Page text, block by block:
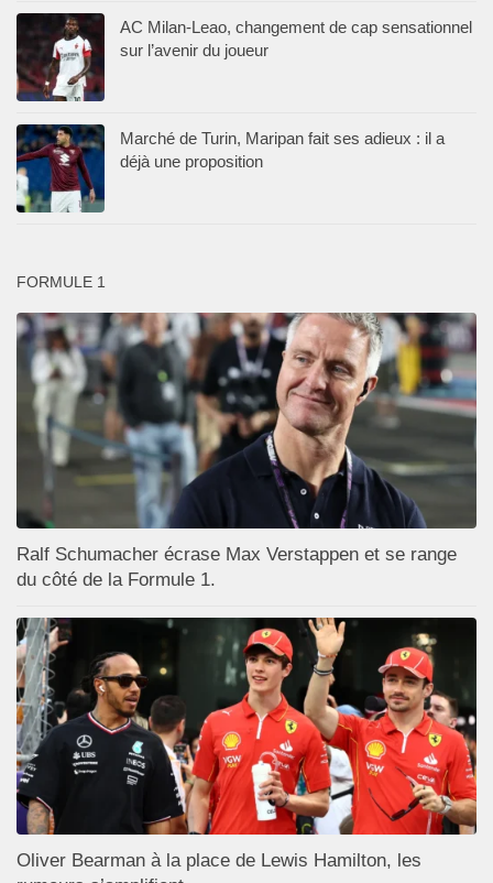
AC Milan-Leao, changement de cap sensationnel
sur l’avenir du joueur
Marché de Turin, Maripan fait ses adieux : il a
déjà une proposition
FORMULE 1
Ralf Schumacher écrase Max Verstappen et se range
du côté de la Formule 1.
Oliver Bearman à la place de Lewis Hamilton, les